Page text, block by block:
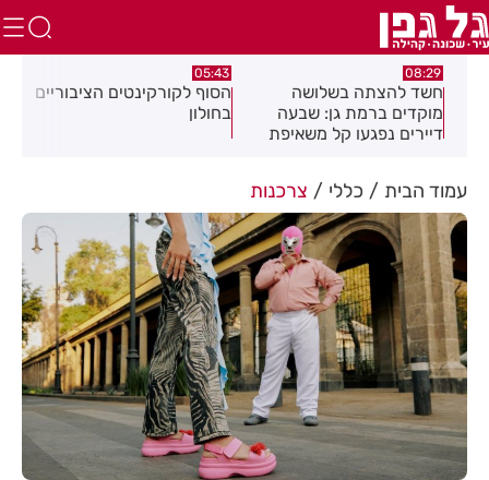
08:29
חשד להצתה בשלושה
מוקדים ברמת גן: שבעה
דיירים נפגעו קל משאיפת
05:43
הסוף לקורקינטים הציבוריים
בחולון
עמוד הבית כללי צרכנות